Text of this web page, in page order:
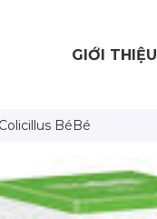
GIỚI THIỆU
BéBé